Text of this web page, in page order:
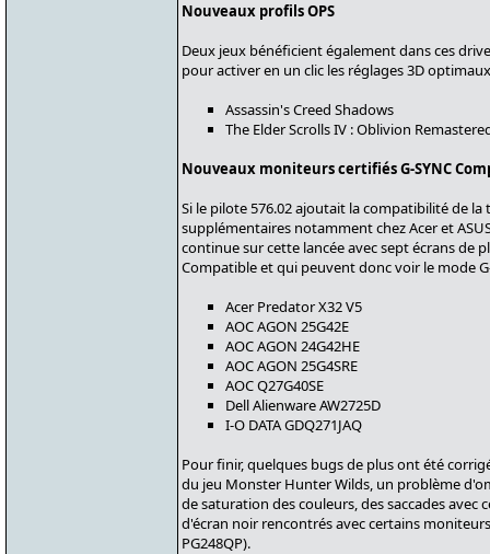
Nouveaux profils OPS
Deux jeux bénéficient également dans ces
pour activer en un clic les réglages 3D
Assassin's Creed Shadows
The Elder Scrolls IV : Oblivion
Nouveaux moniteurs certifiés G-SYNC
Si le pilote 576.02 ajoutait la compatibilité de la
supplémentaires notamment chez Acer et
continue sur cette lancée avec sept écrans de
Compatible et qui peuvent donc voir le mode
Acer Predator X32 V5
AOC AGON 25G42E
AOC AGON 24G42HE
AOC AGON 25G4SRE
AOC Q27G40SE
Dell Alienware AW2725D
I-O DATA GDQ271JAQ
Pour finir, quelques bugs de plus ont été
du jeu Monster Hunter Wilds, un problème
de saturation des couleurs, des saccades avec
d'écran noir rencontrés avec certains moniteurs
PG248QP).